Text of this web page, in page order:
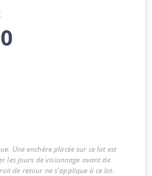
Une enchère placée sur ce lot est
les jours de visionnage avant de
de retour ne s'applique à ce lot.